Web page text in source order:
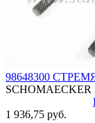
98648300
SCHOMAECKER
1 936,75 руб.